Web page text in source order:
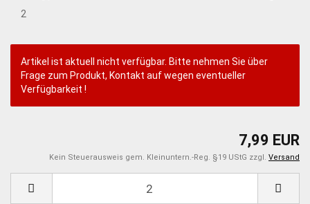
2
Artikel ist aktuell nicht verfügbar. Bitte nehmen Sie über
Frage zum Produkt, Kontakt auf wegen eventueller
Verfügbarkeit !
7,99 EUR
Kein Steuerausweis gem. Kleinuntern.-Reg. §19 UStG zzgl. Versand